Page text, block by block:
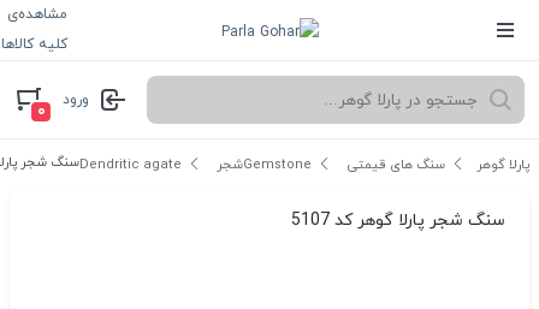
مشاهده‌ی
کلیه کالاها
ورود
۰
پارلا گوهر سنگ های قیمتی Gemstone شجر Dendritic agate سنگ شجر پارلا
سنگ شجر پارلا گوهر کد 5107